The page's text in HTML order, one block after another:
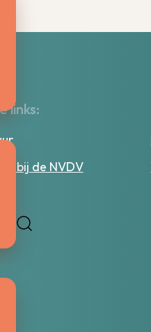
links:
bij de NVDV